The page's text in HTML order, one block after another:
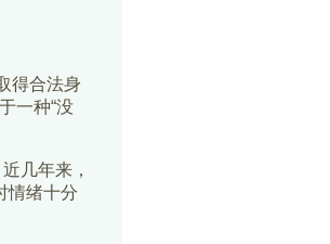
得合法身
一种“没
几年来，
情绪十分